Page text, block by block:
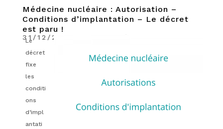
Médecine nucléaire : Autorisation –
Conditions d’implantation – Le décret
est paru !
31/12/2021
Le
décret
fixe
les
conditi
ons
d’impl
antati